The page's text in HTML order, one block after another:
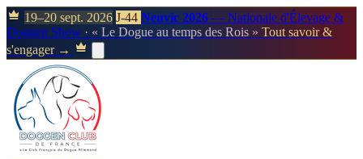
19–20 sept. 2026 J-44 Neuvic 2026 — Nationale d'Élevage &
Doggen Show · « Le Dogue au temps des Rois » Tout savoir &
s'engager →